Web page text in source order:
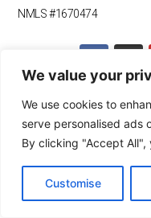
We value your
We use cookies to
serve personalised ads
By clicking "Accept All",
Customise
NMLS #1670474
F
c
b
o
o
k
I
s
a
g
r
a
m
OUR
Indiana | Non-QM Home
Texas | Non-QM Home
Georgia | Non-QM Home
New Mexico | Non-QM